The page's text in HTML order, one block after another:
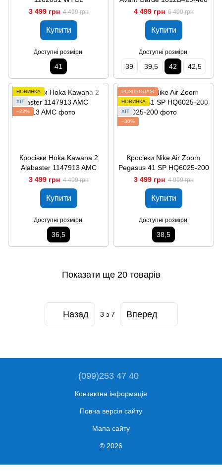
3 499 грн 4 499 грн
Купити
Доступні розміри
41
4 499 грн 6 499 грн
Купити
Доступні розміри
39 39,5 42 42,5
НОВИНКА
ХІТ
−22%
Кросівки Hoka Kawana 2
Alabaster 1147913 AMC
3 499 грн 4 499 грн
Купити
Доступні розміри
36,5
РОЗПРОДАЖ
НОВИНКА
ХІТ
−30%
Кросівки Nike Air Zoom
Pegasus 41 SP HQ6025-200
3 499 грн 4 999 грн
Купити
Доступні розміри
38,5
Показати ще 20 товарів
Назад 3 з 7 Вперед
(099)253 47 40
Контактна інформація
Повна версія сайту
Мапа сайту
© 2026